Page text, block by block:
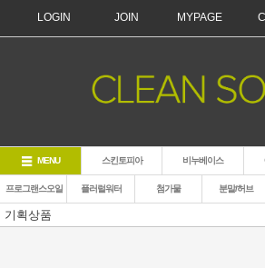
LOGIN JOIN MYPAGE
MENU 스킨토피아 비누베이스
프로그랜스오일 플러럴워터 첨가물 분말/허브
기획상품